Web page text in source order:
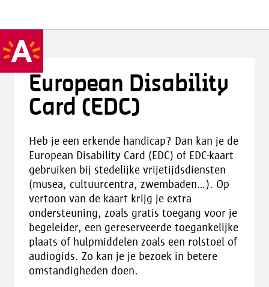
European Disability
Card (EDC)
Heb je een erkende handicap? Dan kan je de
European Disability Card (EDC) of EDC-kaart
gebruiken bij stedelijke vrijetijdsdiensten
(musea, cultuurcentra, zwembaden...). Op
vertoon van de kaart krijg je extra
ondersteuning, zoals gratis toegang voor je
begeleider, een gereserveerde toegankelijke
plaats of hulpmiddelen zoals een rolstoel of
audiogids. Zo kan je je bezoek in betere
omstandigheden doen.